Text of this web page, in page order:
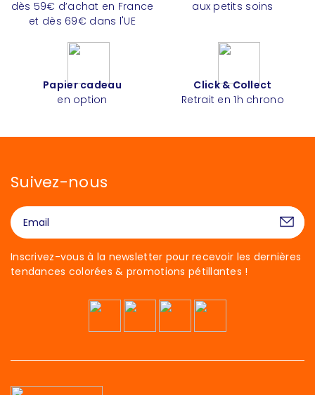
dès 59€ d’achat en France
et dès 69€ dans l'UE
aux petits soins
Papier cadeau
en option
Click & Collect
Retrait en 1h chrono
Suivez-nous
Inscrivez-vous à la newsletter pour recevoir les dernières
tendances colorées & promotions pétillantes !